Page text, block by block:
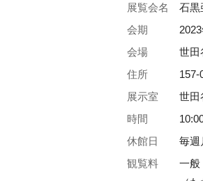
展覧会名
石黒
会期
会場
世田
住所
157-
展示室
世
時間
休館日
毎週
観覧料
一般